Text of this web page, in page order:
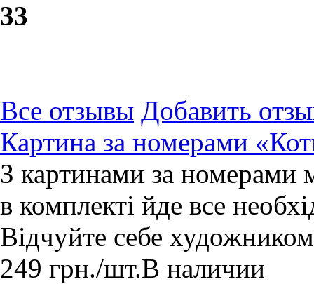
33
Все отзывы Добавить
Картина за номерами
З картинами за номерами
в комплекті йде все
Відчуйте себе
249 грн./шт.В наличии